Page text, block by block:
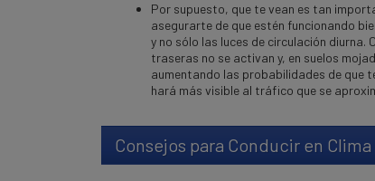
Por supuesto, que te vean es tan
asegurarte de que estén funcionando
y no sólo las luces de circulación diurna.
traseras no se activan y, en suelos
aumentando las probabilidades de que
hará más visible al tráfico que se
Consejos para Conducir en Clima